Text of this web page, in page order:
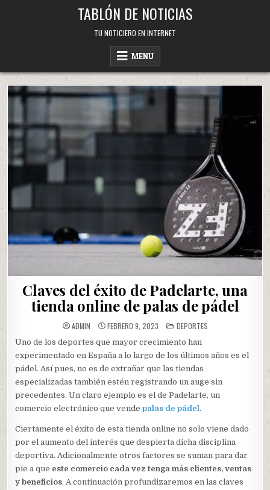
TABLÓN DE NOTICIAS
TU NOTICIERO EN INTERNET
MENU
Claves del éxito de Padelarte, una
tienda online de palas de pádel
ADMIN FEBRERO 9, 2023 POSTED
IN
DEPORTES
Uno de los deportes que mayor crecimiento han
experimentado en España a lo largo de los últimos años es el
pádel. Así pues, no es de extrañar que las tiendas
especializadas también estén registrando un auge sin
precedentes. Un claro ejemplo es el de Padelarte, un
comercio electrónico que vendepalas de pádel.
Ciertamente el éxito de esta tienda online no solo viene dado
por el aumento del interés que despierta dicha disciplina
deportiva. Adicionalmente otros factores se suman para dar
pie a que este comercio cada vez tenga más clientes, ventas
y beneficios. A continuación profundizaremos en las claves